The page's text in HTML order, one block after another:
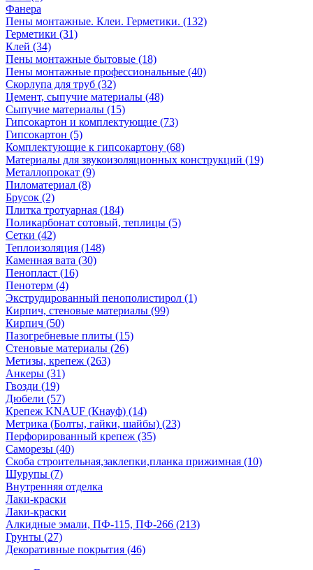
Фанера
Пены монтажные. Клеи. Герметики. (132)
Герметики (31)
Клей (34)
Пены монтажные бытовые (18)
Пены монтажные профессиональные (40)
Скорлупа для труб (32)
Цемент, сыпучие материалы (48)
Сыпучие материалы (15)
Гипсокартон и комплектующие (73)
Гипсокартон (5)
Комплектующие к гипсокартону (68)
Материалы для звукоизоляционных конструкций (19)
Металлопрокат (9)
Пиломатериал (8)
Брусок (2)
Плитка тротуарная (184)
Поликарбонат сотовый, теплицы (5)
Сетки (42)
Теплоизоляция (148)
Каменная вата (30)
Пенопласт (16)
Пенотерм (4)
Экструдированный пенополистирол (1)
Кирпич, стеновые материалы (99)
Кирпич (50)
Пазогребневые плиты (15)
Стеновые материалы (26)
Метизы, крепеж (263)
Анкеры (31)
Гвозди (19)
Дюбели (57)
Крепеж KNAUF (Кнауф) (14)
Метрика (Болты, гайки, шайбы) (23)
Перфорированный крепеж (35)
Саморезы (40)
Скоба строительная,заклепки,планка прижимная (10)
Шурупы (7)
Внутренняя отделка
Лаки-краски
Лаки-краски
Алкидные эмали, ПФ-115, ПФ-266 (213)
Грунты (27)
Декоративные покрытия (46)